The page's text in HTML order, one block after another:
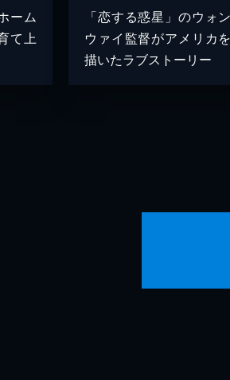
ーム
て上
「恋する惑星」のウォ
ウァイ監督がアメリカ
描いたラブストーリー